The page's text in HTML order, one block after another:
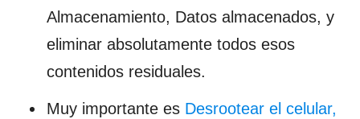
Almacenamiento, Datos almacenados, y
eliminar absolutamente todos esos
contenidos residuales.
Muy importante es Desrootear el celular,